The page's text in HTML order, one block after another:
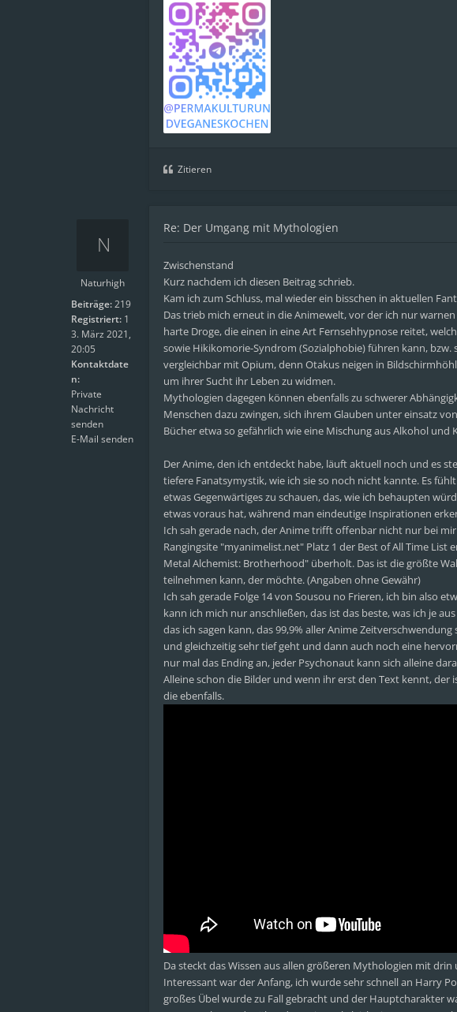
Zitieren
Naturhigh
Beiträge:219
Registriert: 1
3. März 2021,
20:05
Kontaktdate
n:
Private
Nachricht
senden
E-Mail senden
Re: Der Umgang mit Mythologien
Zwischenstand
Kurz nachdem ich diesen Beitrag schrieb.
Kam ich zum Schluss, mal wieder ein bisschen in aktuellen
Das trieb mich erneut in die Animewelt, vor der ich nur
harte Droge, die einen in eine Art Fernsehhypnose reitet,
sowie Hikikomorie-Syndrom (Sozialphobie) führen kann,
vergleichbar mit Opium, denn Otakus neigen in
um ihrer Sucht ihr Leben zu widmen.
Mythologien dagegen können ebenfalls zu schwerer
Menschen dazu zwingen, sich ihrem Glauben unter einsatz
Bücher etwa so gefährlich wie eine Mischung aus Alkohol und
Der Anime, den ich entdeckt habe, läuft aktuell noch und es
tiefere Fanatsymystik, wie ich sie so noch nicht kannte. Es
etwas Gegenwärtiges zu schauen, das, wie ich behaupten
etwas voraus hat, während man eindeutige Inspirationen
Ich sah gerade nach, der Anime trifft offenbar nicht nur bei
Rangingsite "myanimelist.net" Platz 1 der Best of All Time List
Metal Alchemist: Brotherhood" überholt. Das ist die größte
teilnehmen kann, der möchte. (Angaben ohne Gewähr)
Ich sah gerade Folge 14 von Sousou no Frieren, ich bin also
kann ich mich nur anschließen, das ist das beste, was ich je
das ich sagen kann, das 99,9% aller Anime
und gleichzeitig sehr tief geht und dann auch noch eine
nur mal das Ending an, jeder Psychonaut kann sich alleine
Alleine schon die Bilder und wenn ihr erst den Text kennt,
die ebenfalls.
Da steckt das Wissen aus allen größeren Mythologien mit
Interessant war der Anfang, ich wurde sehr schnell an Harry
großes Übel wurde zu Fall gebracht und der Hauptcharakter